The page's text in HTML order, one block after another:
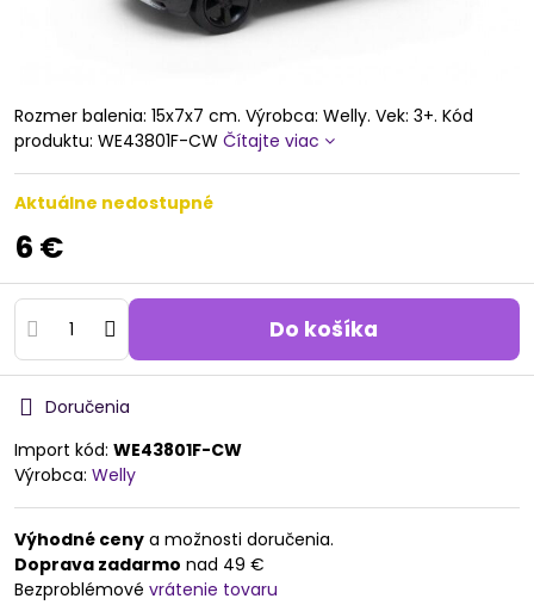
Rozmer balenia: 15x7x7 cm. Výrobca: Welly. Vek: 3+. Kód
produktu: WE43801F-CW Čítajte viac
Aktuálne nedostupné
6 €
Do košíka
Doručenia
Import kód: WE43801F-CW
Výrobca: Welly
Výhodné ceny a možnosti doručenia.
Doprava zadarmo nad 49 €
Bezproblémové vrátenie tovaru